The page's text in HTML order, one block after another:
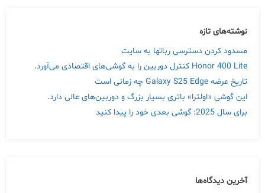
نوشته‌های تازه
مسدود کردن دسترسی رباتها به سایت
Honor 400 Lite کنترل دوربین را به گوشی‌های اقتصادی می‌آورد.
تاریخ عرضه Galaxy S25 Edge چه زمانی است
این گوشی «اولترا» باتری بسیار بزرگ و دوربین‌های عالی دارد.
برای سال 2025: گوشی بعدی خود را پیدا کنید
آخرین دیدگاه‌ها